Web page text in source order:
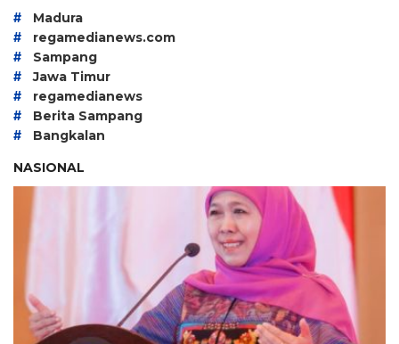
# Madura
# regamedianews.com
# Sampang
# Jawa Timur
# regamedianews
# Berita Sampang
#
Bangkalan
NASIONAL